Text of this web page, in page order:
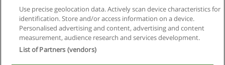
Privacidad de datos
Contactar con Educaedu
Copyright © Educaedu Business S.L. - CIF : B-95610580: -
Use precise geolocation data. Actively scan device characteristics for
identification. Store and/or access information on a device.
Personalised advertising and content, advertising and content
measurement, audience research and services development.
List of Partners (vendors)